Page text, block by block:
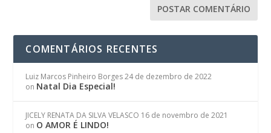
COMENTÁRIOS RECENTES
Luiz Marcos Pinheiro Borges 24 de dezembro de 2022
on Natal Dia Especial!
JICELY RENATA DA SILVA VELASCO 16 de novembro de 2021
on O AMOR É LINDO!